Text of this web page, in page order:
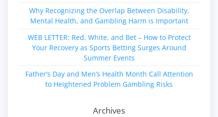
Why Recognizing the Overlap Between Disability,
Mental Health, and Gambling Harm is Important
WEB LETTER: Red, White, and Bet – How to Protect
Your Recovery as Sports Betting Surges Around
Summer Events
Father’s Day and Men’s Health Month Call Attention
to Heightened Problem Gambling Risks
Archives